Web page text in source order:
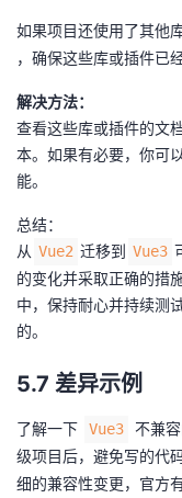
如果项目还使用了其他
，确保这些库或插件已
解决方法：
查看这些库或插件的文
本。如果有必要，你可
能。
总结：
从 Vue2 迁移到 Vue3
的变化并采取正确的措
中，保持耐心并持续测
的。
5.7 差异示例
了解一下 Vue3
不兼
级项目后，避免写的代
细的兼容性变更，官方